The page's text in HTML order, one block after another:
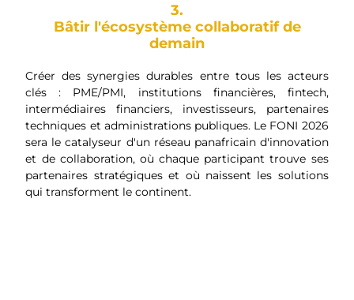
3.
Bâtir l'écosystème collaboratif de
demain
Créer des synergies durables entre tous les acteurs
clés : PME/PMI, institutions financières, fintech,
intermédiaires financiers, investisseurs, partenaires
techniques et administrations publiques. Le FONI 2026
sera le catalyseur d'un réseau panafricain d'innovation
et de collaboration, où chaque participant trouve ses
partenaires stratégiques et où naissent les solutions
qui transforment le continent.